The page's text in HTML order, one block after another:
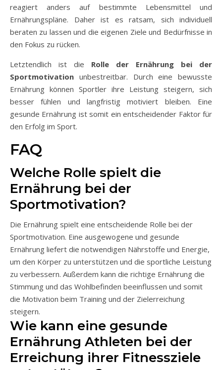
reagiert anders auf bestimmte Lebensmittel und
Ernährungspläne. Daher ist es ratsam, sich individuell
beraten zu lassen und die eigenen Ziele und Bedürfnisse in
den Fokus zu rücken.
Letztendlich ist die Rolle der Ernährung bei der
Sportmotivation unbestreitbar. Durch eine bewusste
Ernährung können Sportler ihre Leistung steigern, sich
besser fühlen und langfristig motiviert bleiben. Eine
gesunde Ernährung ist somit ein entscheidender Faktor für
den Erfolg im Sport.
FAQ
Welche Rolle spielt die
Ernährung bei der
Sportmotivation?
Die Ernährung spielt eine entscheidende Rolle bei der
Sportmotivation. Eine ausgewogene und gesunde
Ernährung liefert die notwendigen Nährstoffe und Energie,
um den Körper zu unterstützen und die sportliche Leistung
zu verbessern. Außerdem kann die richtige Ernährung die
Stimmung und das Wohlbefinden beeinflussen und somit
die Motivation beim Training und der Zielerreichung
steigern.
Wie kann eine gesunde
Ernährung Athleten bei der
Erreichung ihrer Fitnessziele